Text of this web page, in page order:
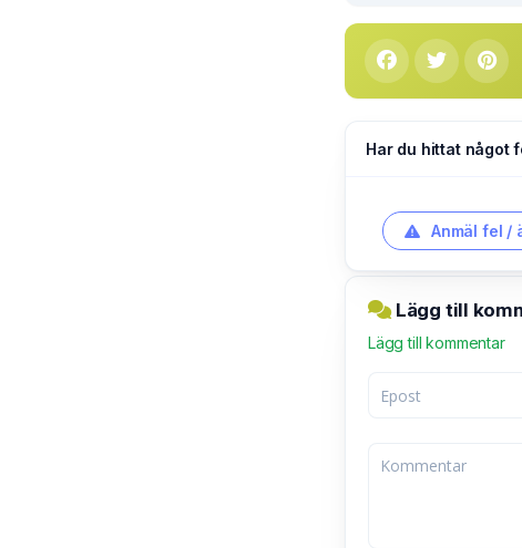
Har du hittat något
Anmäl fel /
Lägg till
Lägg till kommentar